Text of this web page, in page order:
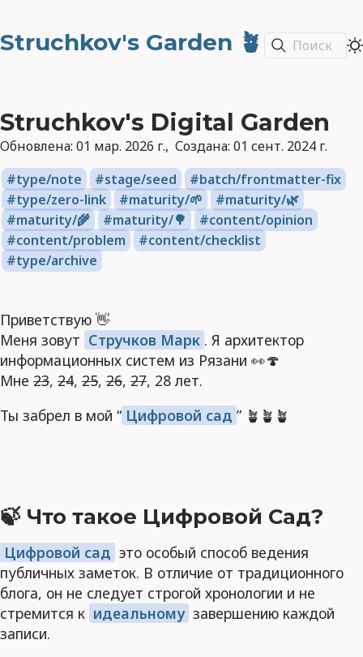
Struchkov's Garden 🪴 Поиск
Struchkov's Digital Garden
Обновлена: 01 мар. 2026 г. Создана: 01 сент. 2024 г.
type/note
stage/seed
batch/frontmatter-fix
type/zero-link
maturity/🌱
maturity/🌿
maturity/🌾
maturity/🌳
content/opinion
content/problem
content/checklist
type/archive
Приветствую 👋
Меня зовут Стручков Марк . Я архитектор
информационных систем из Рязани 👀🍄
Мне 23, 24, 25, 26, 27, 28 лет.
Ты забрел в мой “ Цифровой сад ” 🪴🪴🪴
🍃 Что такое Цифровой Сад?
Цифровой сад это особый способ ведения
публичных заметок. В отличие от традиционного
блога, он не следует строгой хронологии и не
стремится к идеальному завершению каждой
записи.